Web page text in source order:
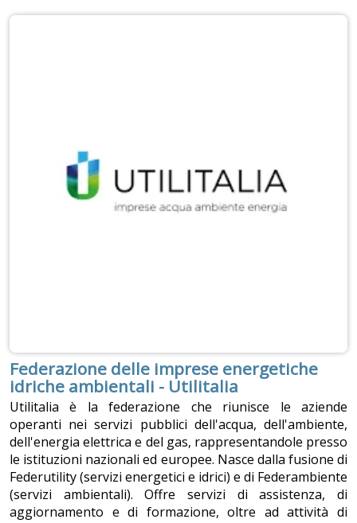
Federazione delle imprese energetiche
idriche ambientali - Utilitalia
Utilitalia è la federazione che riunisce le aziende
operanti nei servizi pubblici dell'acqua, dell'ambiente,
dell'energia elettrica e del gas, rappresentandole presso
le istituzioni nazionali ed europee. Nasce dalla fusione di
Federutility (servizi energetici e idrici) e di Federambiente
(servizi ambientali). Offre servizi di assistenza, di
aggiornamento e di formazione, oltre ad attività di